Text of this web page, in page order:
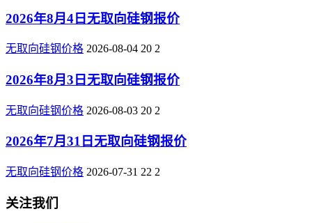
2026年8月4日无取向硅钢报价
无取向硅钢价格 2026-08-04 20 2
2026年8月3日无取向硅钢报价
无取向硅钢价格 2026-08-03 20 2
2026年7月31日无取向硅钢报价
无取向硅钢价格 2026-07-31 22 2
关注我们